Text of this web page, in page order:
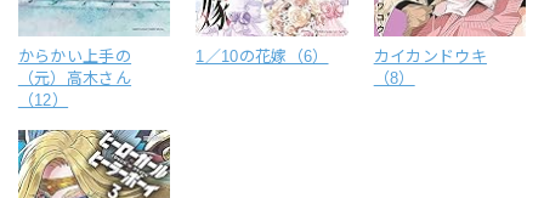
からかい上手の
（元）高木さん
（12）
1／10の花嫁（6）
カイカンドウキ
（8）